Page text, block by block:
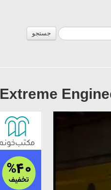
جستجو
Extreme